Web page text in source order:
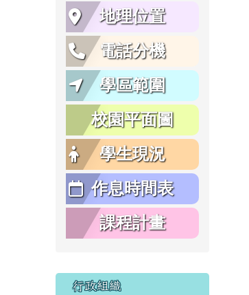
地理位置
電話分機
學區範圍
校園平面圖
學生現況
作息時間表
課程計畫
行政組織